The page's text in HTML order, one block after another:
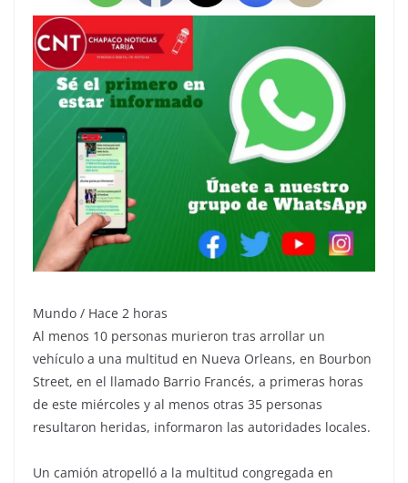
Mundo / Hace 2 horas
Al menos 10 personas murieron tras arrollar un
vehículo a una multitud en Nueva Orleans, en Bourbon
Street, en el llamado Barrio Francés, a primeras horas
de este miércoles y al menos otras 35 personas
resultaron heridas, informaron las autoridades locales.
Un camión atropelló a la multitud congregada en